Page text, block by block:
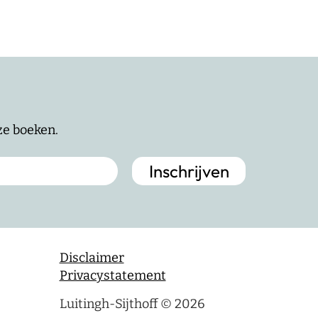
boeken.
Disclaimer
Privacystatement
Luitingh-Sijthoff © 2026